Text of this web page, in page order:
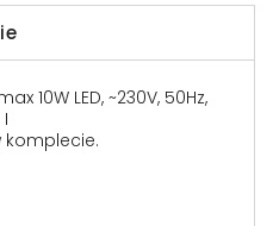
10W LED, ~230V, 50Hz,
komplecie.